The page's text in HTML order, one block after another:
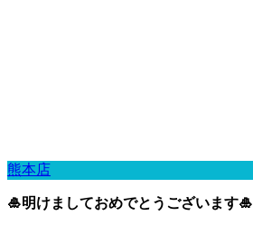
熊本店
🎍明けましておめでとうございます🎍